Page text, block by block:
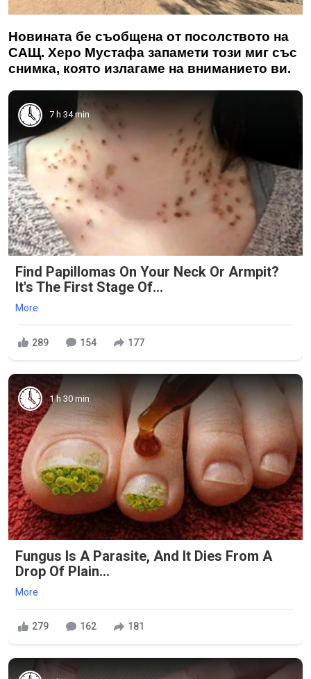
Новината бе съобщена от посолството на
САЩ. Херо Мустафа запамети този миг със
снимка, която излагаме на вниманието ви.
7 h 34 min
Find Papillomas On Your Neck Or Armpit?
It's The First Stage Of...
More
289 154 177
1 h 30 min
Fungus Is A Parasite, And It Dies From A
Drop Of Plain...
More
279 162 181